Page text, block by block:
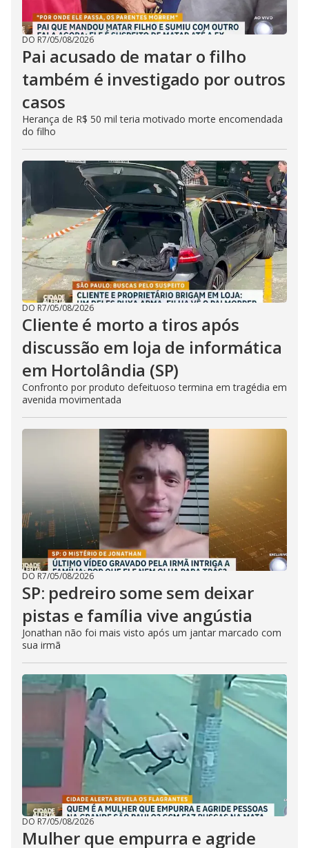
DO R7/05/08/2026
Pai acusado de matar o filho
também é investigado por outros
casos
Herança de R$ 50 mil teria motivado morte encomendada
do filho
DO R7/05/08/2026
Cliente é morto a tiros após
discussão em loja de informática
em Hortolândia (SP)
Confronto por produto defeituoso termina em tragédia em
avenida movimentada
DO R7/05/08/2026
SP: pedreiro some sem deixar
pistas e família vive angústia
Jonathan não foi mais visto após um jantar marcado com
sua irmã
DO R7/05/08/2026
Mulher que empurra e agride